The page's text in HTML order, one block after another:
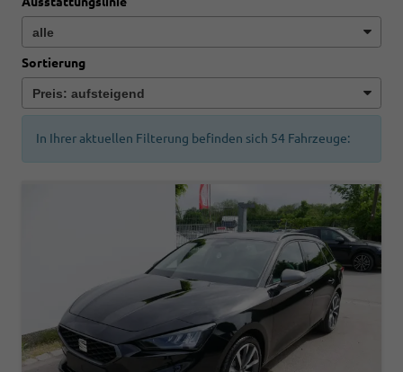
Sortierung
In Ihrer aktuellen Filterung befinden sich 54 Fahrzeuge: